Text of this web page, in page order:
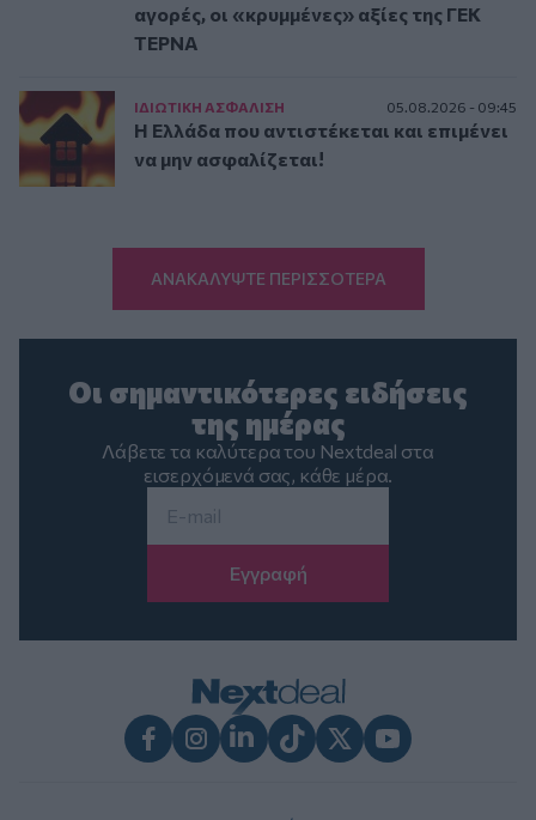
αγορές, οι «κρυμμένες» αξίες της ΓΕΚ
ΤΕΡΝΑ
ΙΔΙΩΤΙΚΗ ΑΣΦAΛΙΣΗ 05.08.2026 - 09:45
Η Ελλάδα που αντιστέκεται και επιμένει
να μην ασφαλίζεται!
ΑΝΑΚΑΛΥΨΤΕ ΠΕΡΙΣΣΟΤΕΡΑ
Οι σημαντικότερες ειδήσεις
της ημέρας
Λάβετε τα καλύτερα του Nextdeal στα
εισερχόμενά σας, κάθε μέρα.